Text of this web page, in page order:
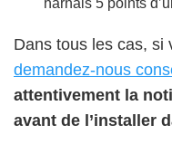
harnais 5 points
Dans tous les cas, si
demandez-nous
attentivement la
avant de l’installer